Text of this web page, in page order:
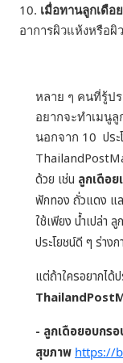
10. เมื่อทานลูกเดือ
อาการผิวแห้งหรือผิ
หลาย ๆ คนที่รู้ป
อยากจะทำเมนู
นอกจาก 10 ปร
ด้วย เช่น ลูกเดือย
ฟักทอง ถั่วแดง แล
ใช้เพียง น้ำเปล่า ลู
ประโยชน์ดี ๆ ร่าง
แต่ถ้าใครอยากได้
- ลูกเดือยอบกรอ
สุขภาพ https://